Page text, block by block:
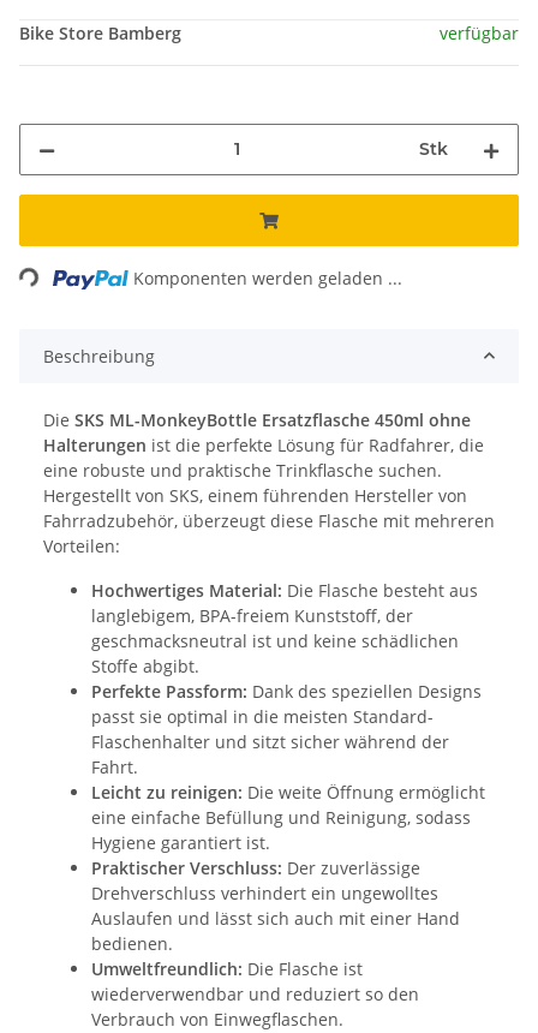
Bike Store Bamberg verfügbar
Stk
Komponenten werden geladen ...
Beschreibung
Die SKS ML-MonkeyBottle Ersatzflasche 450ml ohne
Halterungen ist die perfekte Lösung für Radfahrer, die
eine robuste und praktische Trinkflasche suchen.
Hergestellt von SKS, einem führenden Hersteller von
Fahrradzubehör, überzeugt diese Flasche mit mehreren
Vorteilen:
Hochwertiges Material: Die Flasche besteht aus
langlebigem, BPA-freiem Kunststoff, der
geschmacksneutral ist und keine schädlichen
Stoffe abgibt.
Perfekte Passform: Dank des speziellen Designs
passt sie optimal in die meisten Standard-
Flaschenhalter und sitzt sicher während der
Fahrt.
Leicht zu reinigen: Die weite Öffnung ermöglicht
eine einfache Befüllung und Reinigung, sodass
Hygiene garantiert ist.
Praktischer Verschluss: Der zuverlässige
Drehverschluss verhindert ein ungewolltes
Auslaufen und lässt sich auch mit einer Hand
bedienen.
Umweltfreundlich: Die Flasche ist
wiederverwendbar und reduziert so den
Verbrauch von Einwegflaschen.